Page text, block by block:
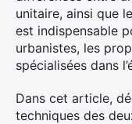
unitaire, ainsi que
est indispensable
urbanistes, les
spécialisées dans
Dans cet article,
techniques des